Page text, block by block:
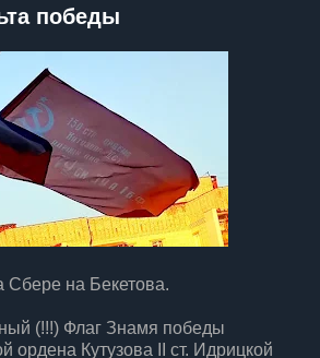
победы
Сбере на Бекетова.
(!!!) Флаг Знамя победы
ордена Кутузова II ст. Идрицкой